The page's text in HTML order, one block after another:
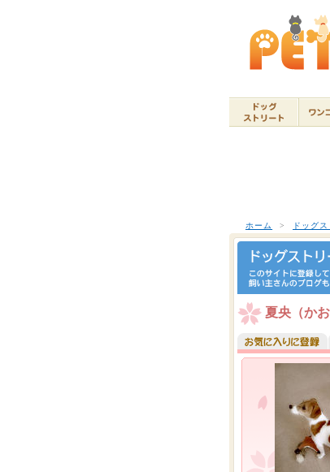
ホーム > ドッグ
夏央（か